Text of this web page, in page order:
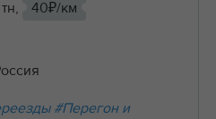
40₽/км
#Перегон и